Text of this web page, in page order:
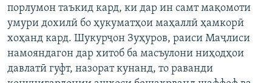
порлумон таъкид кард, ки дар ин самт мақомоти
умури дохилӣ бо ҳукуматҳои маҳаллӣ ҳамкорӣ
хоҳанд кард. Шукурҷон Зуҳуров, раиси Маҷлиси
намояндагон дар хитоб ба масъулони ниҳодҳои
давлатӣ гуфт, назорат кунанд, то раванди